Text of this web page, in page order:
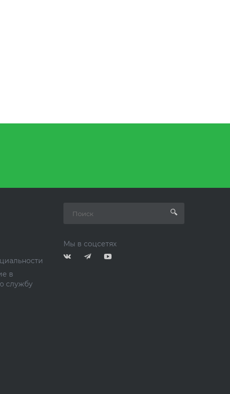
в
службу
Мы в соцсетях